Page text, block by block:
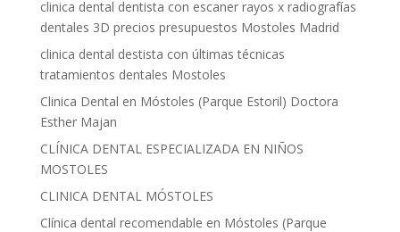
clinica dental dentista con escaner rayos x radiografías
dentales 3D precios presupuestos Mostoles Madrid
clinica dental destista con últimas técnicas
tratamientos dentales Mostoles
Clinica Dental en Móstoles (Parque Estoril) Doctora
Esther Majan
CLÍNICA DENTAL ESPECIALIZADA EN NIÑOS
MOSTOLES
CLINICA DENTAL MÓSTOLES
Clínica dental recomendable en Móstoles (Parque